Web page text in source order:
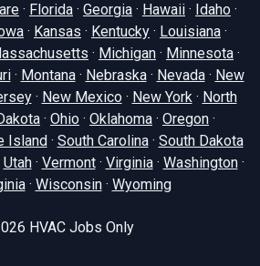
· Florida · Georgia · Hawaii · Idaho ·
· Kansas · Kentucky · Louisiana ·
· Michigan · Minnesota ·
· Montana· Nebraska· Nevada· New
· New Mexico· New York· North
· Ohio · Oklahoma · Oregon ·
Island · South Carolina· South Dakota
Utah· Vermont· Virginia· Washington·
· Wisconsin· Wyoming
HVAC Jobs Only